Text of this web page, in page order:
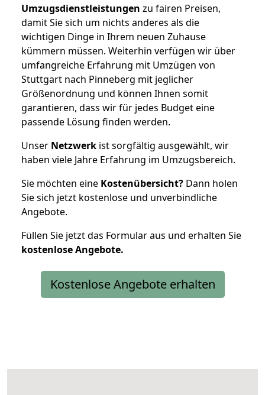
Umzugsdienstleistungen zu fairen Preisen,
damit Sie sich um nichts anderes als die
wichtigen Dinge in Ihrem neuen Zuhause
kümmern müssen. Weiterhin verfügen wir über
umfangreiche Erfahrung mit Umzügen von
Stuttgart nach Pinneberg mit jeglicher
Größenordnung und können Ihnen somit
garantieren, dass wir für jedes Budget eine
passende Lösung finden werden.
Unser Netzwerk ist sorgfältig ausgewählt, wir
haben viele Jahre Erfahrung im Umzugsbereich.
Sie möchten eine Kostenübersicht? Dann holen
Sie sich jetzt kostenlose und unverbindliche
Angebote.
Füllen Sie jetzt das Formular aus und erhalten Sie
kostenloseAngebote.
Kostenlose Angebote erhalten